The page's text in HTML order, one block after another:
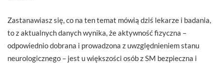
Zastanawiasz się, co na ten temat mówią dziś lekarze i badania,
to z aktualnych danych wynika, że aktywność fizyczna –
odpowiednio dobrana i prowadzona z uwzględnieniem stanu
neurologicznego – jest u większości osób z SM bezpieczna i